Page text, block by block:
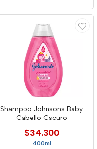
Shampoo Johnsons Baby
Cabello Oscuro
$34.300
400ml